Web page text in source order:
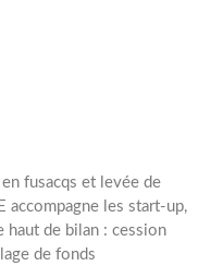
fusacqs et levée de
accompagne les start-up,
haut de bilan : cession
de fonds